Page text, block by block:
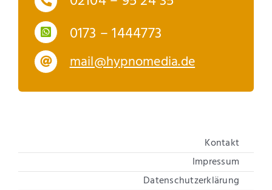
0173 – 1444773
mail@hypnomedia.de
Kontakt
Impressum
Datenschutzerklärung